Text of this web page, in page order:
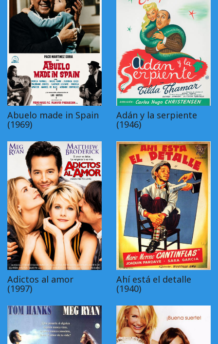
Abuelo made in Spain
(1969)
Adán y la serpiente
(1946)
Adictos al amor
(1997)
Ahí está el detalle
(1940)